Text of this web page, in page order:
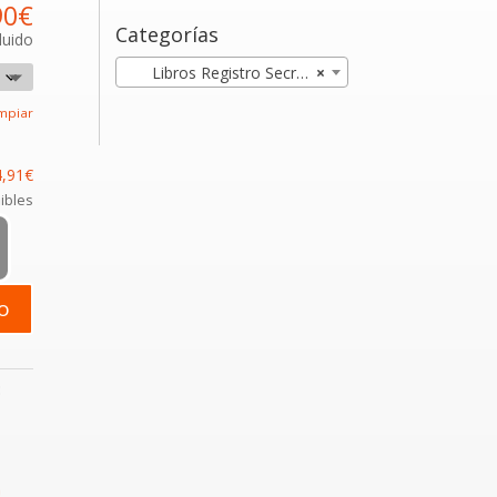
€
€
Categorías
×
Libros Registro Secretaría